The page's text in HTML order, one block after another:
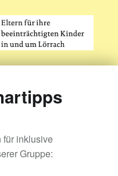
für inklusive
Gruppe: